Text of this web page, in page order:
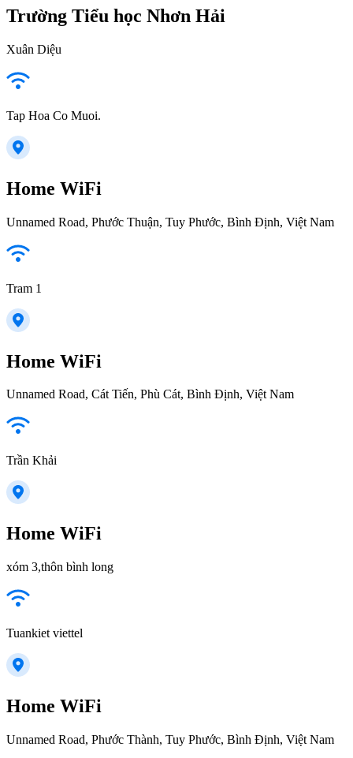
Trường Tiểu học Nhơn Hải
Xuân Diệu
Tap Hoa Co Muoi.
Home WiFi
Unnamed Road, Phước Thuận, Tuy Phước, Bình Định, Việt Nam
Tram 1
Home WiFi
Unnamed Road, Cát Tiến, Phù Cát, Bình Định, Việt Nam
Trần Khải
Home WiFi
xóm 3,thôn bình long
Tuankiet viettel
Home WiFi
Unnamed Road, Phước Thành, Tuy Phước, Bình Định, Việt Nam